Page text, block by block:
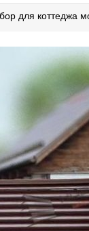
столбами
заборы для дачи
кирпичными
заборы
заборы
для коттеджа